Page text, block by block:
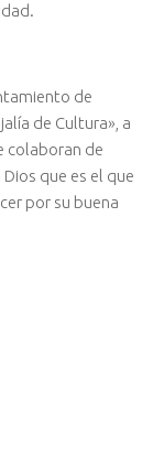
de
de Cultura», a
colaboran de
que es el que
por su buena